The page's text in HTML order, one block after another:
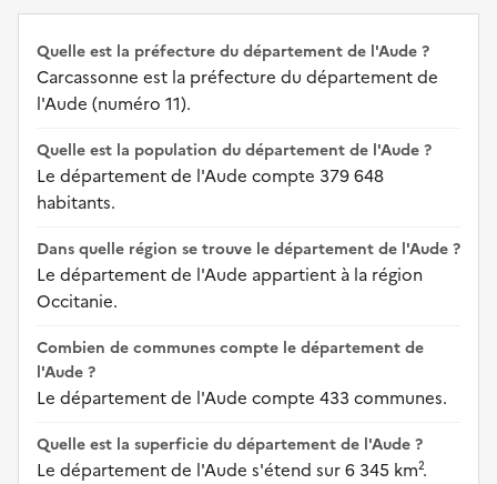
Quelle est la préfecture du département de l'Aude ?
Carcassonne est la préfecture du département de
l'Aude (numéro 11).
Quelle est la population du département de l'Aude ?
Le département de l'Aude compte 379 648
habitants.
Dans quelle région se trouve le département de l'Aude ?
Le département de l'Aude appartient à la région
Occitanie.
Combien de communes compte le département de
l'Aude ?
Le département de l'Aude compte 433 communes.
Quelle est la superficie du département de l'Aude ?
Le département de l'Aude s'étend sur 6 345 km².